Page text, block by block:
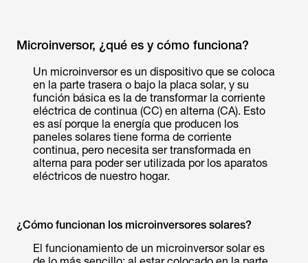
Microinversor, ¿qué es y cómo funciona?
Un microinversor es un dispositivo que se coloca
en la parte trasera o bajo la placa solar, y su
función básica es la de transformar la corriente
eléctrica de continua (CC) en alterna (CA). Esto
es así porque la energía que producen los
paneles solares tiene forma de corriente
continua, pero necesita ser transformada en
alterna para poder ser utilizada por los aparatos
eléctricos de nuestro hogar.
¿Cómo funcionan los microinversores solares?
El funcionamiento de un microinversor solar es